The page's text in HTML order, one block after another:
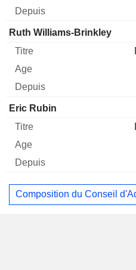
Ruth Williams-Brinkley
Eric Rubin
Composition du Conseil